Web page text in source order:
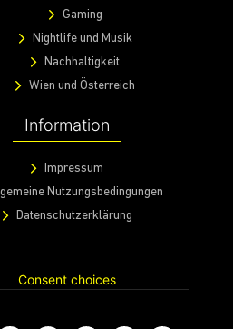
Kulinarik
Wirtschaft
Gaming
Nightlife und Musik
Wien und Österreich
Information
Impressum